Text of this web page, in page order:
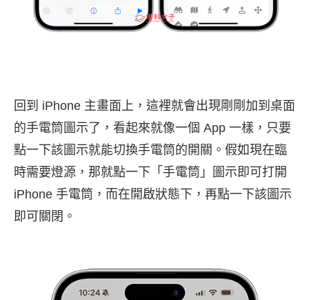
回到 iPhone 主畫面上，這裡就會出現剛剛加到桌面
的手電筒圖示了，看起來就像一個 App 一樣，只要
點一下該圖示就能切換手電筒的開關。假如現在臨
時需要燈源，那就點一下「手電筒」圖示即可打開
iPhone 手電筒，而在開啟狀態下，再點一下該圖示
即可關閉。